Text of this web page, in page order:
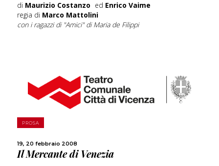
di Maurizio Costanzo ed Enrico Vaime
regia di Marco Mattolini
con i ragazzi di "Amici" di Maria de Filippi
PROSA
19, 20 febbraio 2008
Il Mercante di Venezia